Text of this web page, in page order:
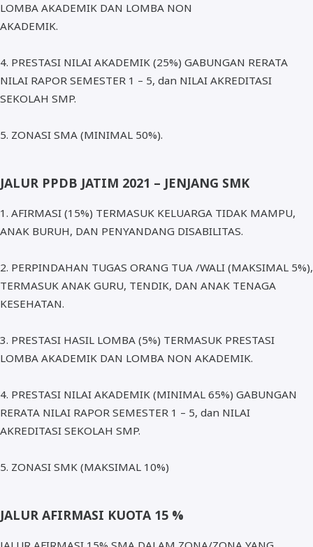
LOMBA AKADEMIK DAN LOMBA NON
AKADEMIK.
4. PRESTASI NILAI AKADEMIK (25%) GABUNGAN RERATA
NILAI RAPOR SEMESTER 1 – 5, dan NILAI AKREDITASI
SEKOLAH SMP.
5. ZONASI SMA (MINIMAL 50%).
JALUR PPDB JATIM 2021 – JENJANG SMK
1. AFIRMASI (15%) TERMASUK KELUARGA TIDAK MAMPU,
ANAK BURUH, DAN PENYANDANG DISABILITAS.
2. PERPINDAHAN TUGAS ORANG TUA /WALI (MAKSIMAL 5%),
TERMASUK ANAK GURU, TENDIK, DAN ANAK TENAGA
KESEHATAN.
3. PRESTASI HASIL LOMBA (5%) TERMASUK PRESTASI
LOMBA AKADEMIK DAN LOMBA NON AKADEMIK.
4. PRESTASI NILAI AKADEMIK (MINIMAL 65%) GABUNGAN
RERATA NILAI RAPOR SEMESTER 1 – 5, dan NILAI
AKREDITASI SEKOLAH SMP.
5. ZONASI SMK (MAKSIMAL 10%)
JALUR AFIRMASI KUOTA 15 %